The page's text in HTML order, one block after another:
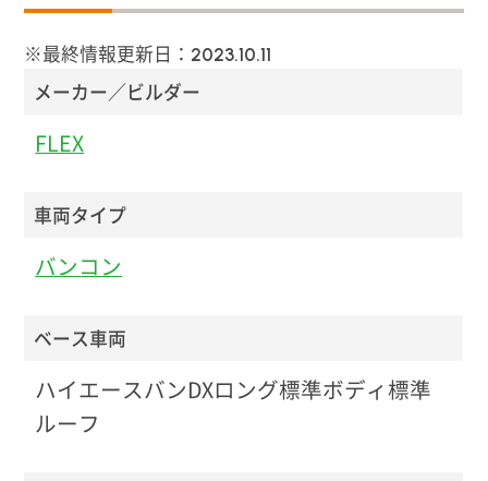
※最終情報更新日： 2023.10.11
メーカー／ビルダー
FLEX
車両タイプ
バンコン
ベース車両
ハイエースバンDXロング標準ボディ標準
ルーフ